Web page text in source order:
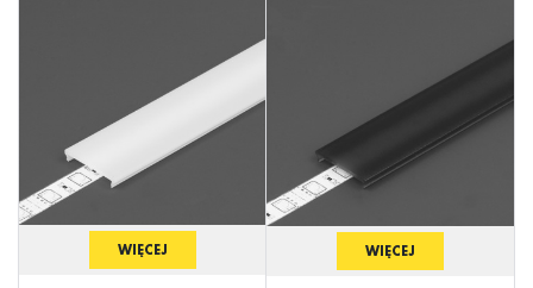
WIĘCEJ WIĘCEJ